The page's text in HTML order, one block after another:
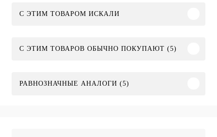
C ЭТИМ ТОВАРОМ ИСКАЛИ
С ЭТИМ ТОВАРОВ ОБЫЧНО ПОКУПАЮТ (5)
РАВНОЗНАЧНЫЕ АНАЛОГИ (5)